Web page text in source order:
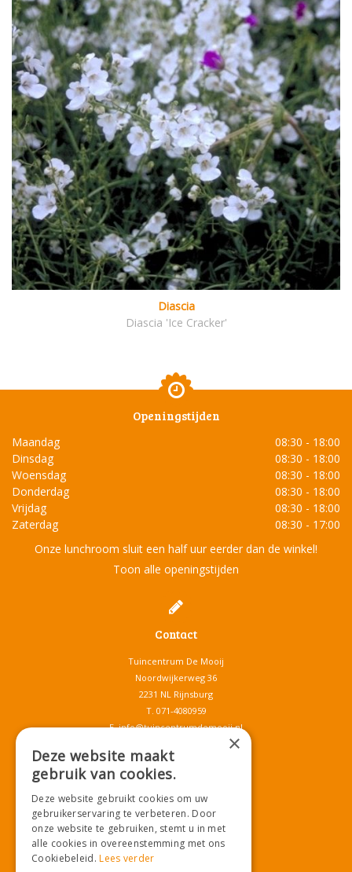
Diascia
Diascia 'Ice Cracker'
Openingstijden
Maandag
08:30 - 18:00
Dinsdag
08:30 - 18:00
Woensdag
08:30 - 18:00
Donderdag
08:30 - 18:00
Vrijdag
08:30 - 18:00
Zaterdag
08:30 - 17:00
Onze lunchroom sluit een half uur eerder dan de winkel!
Toon alle openingstijden
Contact
Tuincentrum De Mooij
Noordwijkerweg 36
2231 NL Rijnsburg
T. 071-4080959
E.info@tuincentrumdemooij.nl
Download onze App!
×
Deze website maakt
gebruik van cookies.
Deze website gebruikt cookies om uw
gebruikerservaring te verbeteren. Door
onze website te gebruiken, stemt u in met
alle cookies in overeenstemming met ons
Cookiebeleid.Lees verder